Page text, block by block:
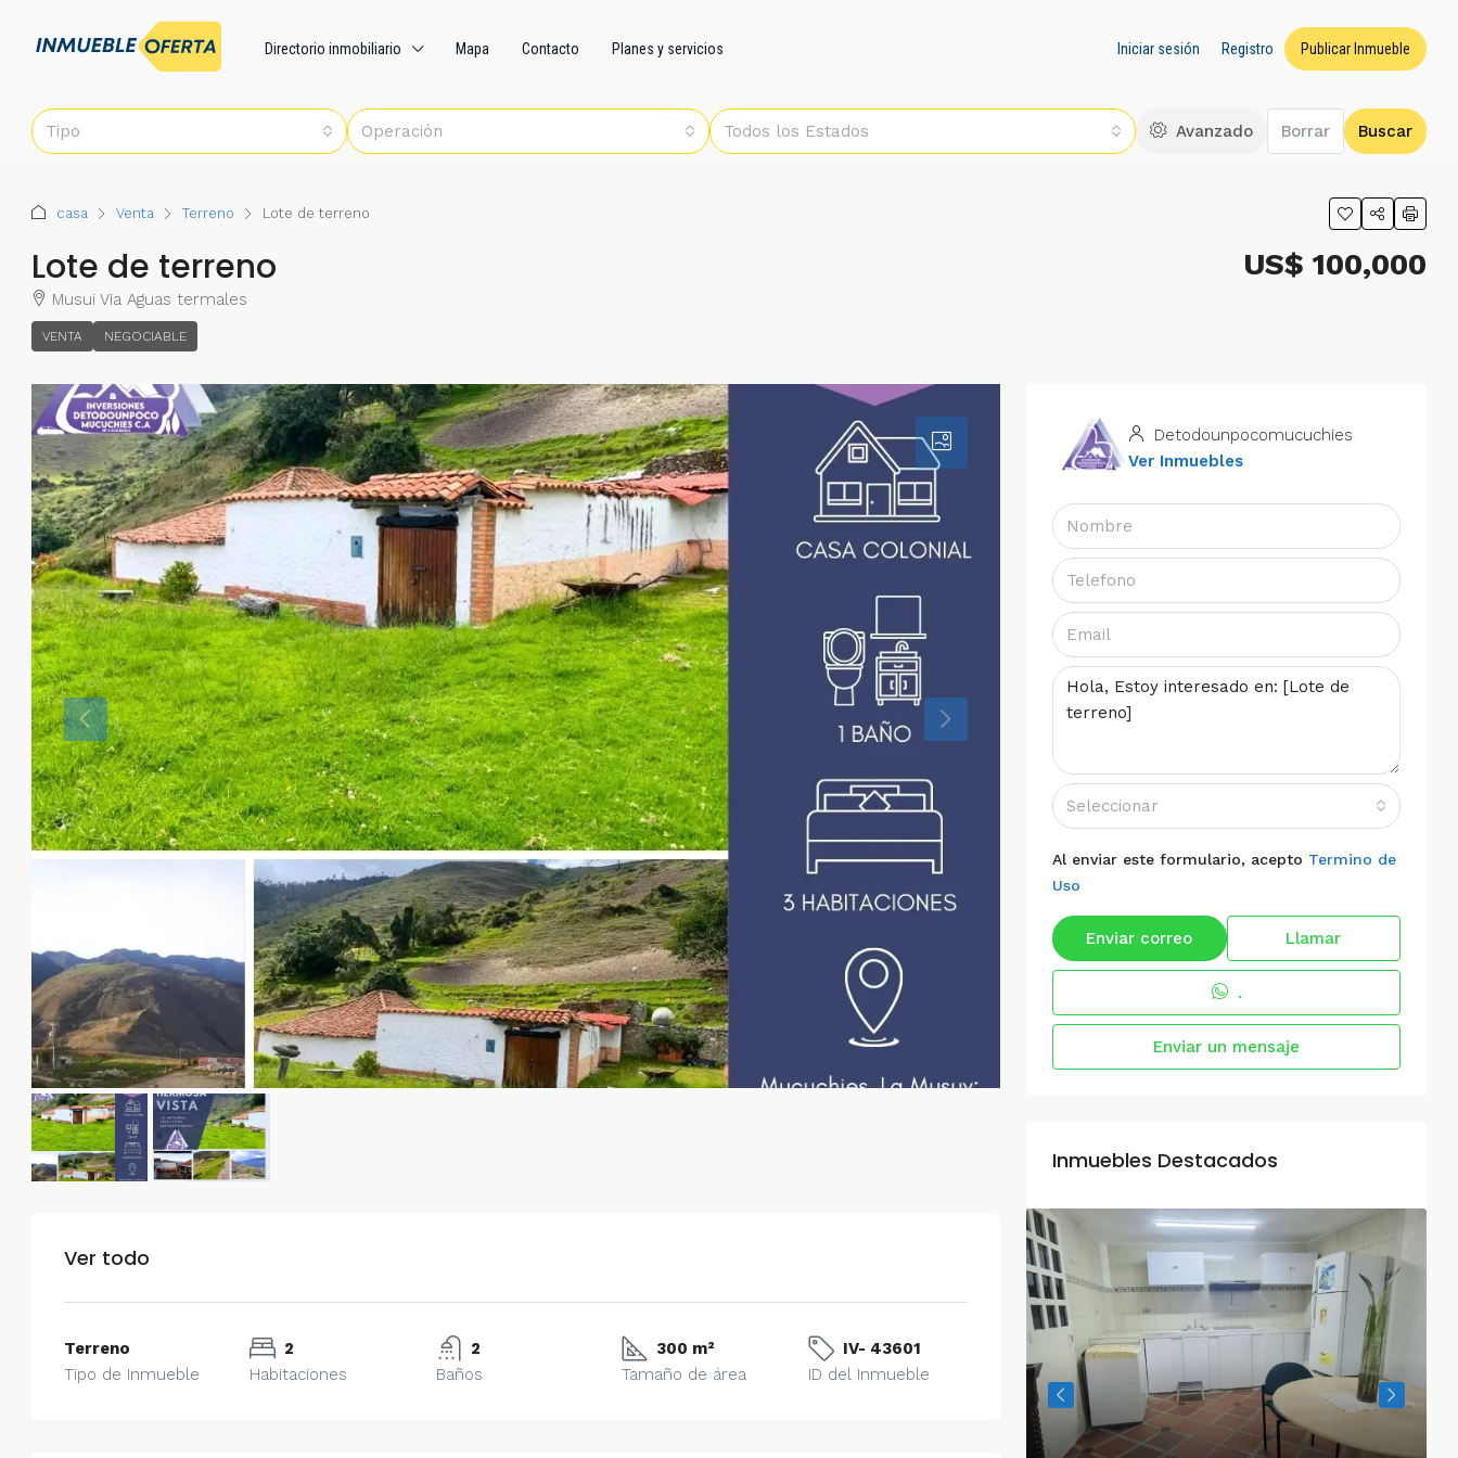
Directorio inmobiliario Mapa Contacto Planes y servicios Iniciar sesión Registro Publicar Inmueble
Tipo Operación Todos los Estados Avanzado Borrar Buscar
casa Venta Terreno Lote de terreno
Lote de terreno
Musui Via Aguas termales
VENTA NEGOCIABLE
US$ 100,000
Ver todo
Terreno
Tipo de Inmueble
2
Habitaciones
2
Baños
300 m²
Tamaño de área
IV- 43601
ID del Inmueble
Detodounpocomucuchies
Ver Inmuebles
Seleccionar
Al enviar este formulario, acepto Termino de
Uso
Enviar correo Llamar
.
Enviar un mensaje
Inmuebles Destacados